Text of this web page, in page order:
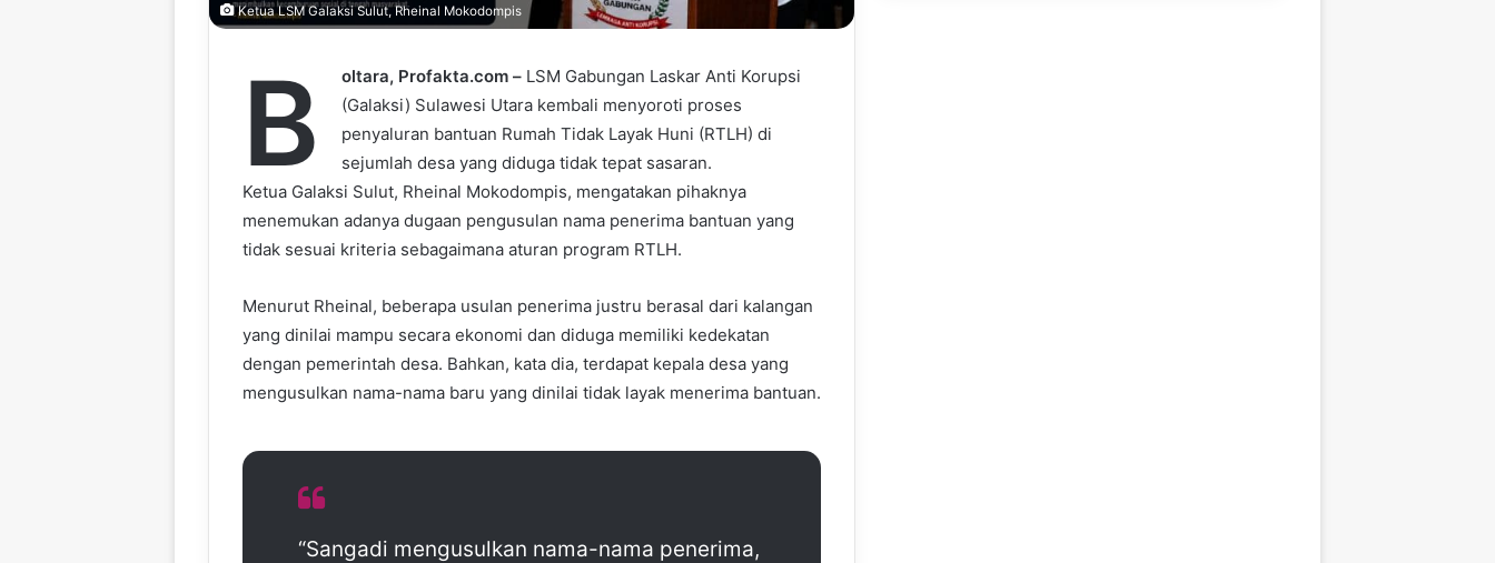
Ketua LSM Galaksi Sulut, Rheinal Mokodompis
B oltara, Profakta.com – LSM Gabungan Laskar Anti Korupsi
(Galaksi) Sulawesi Utara kembali menyoroti proses
penyaluran bantuan Rumah Tidak Layak Huni (RTLH) di
sejumlah desa yang diduga tidak tepat sasaran.
Ketua Galaksi Sulut, Rheinal Mokodompis, mengatakan pihaknya
menemukan adanya dugaan pengusulan nama penerima bantuan yang
tidak sesuai kriteria sebagaimana aturan program RTLH.
Menurut Rheinal, beberapa usulan penerima justru berasal dari kalangan
yang dinilai mampu secara ekonomi dan diduga memiliki kedekatan
dengan pemerintah desa. Bahkan, kata dia, terdapat kepala desa yang
mengusulkan nama-nama baru yang dinilai tidak layak menerima bantuan.
“Sangadi mengusulkan nama-nama penerima,